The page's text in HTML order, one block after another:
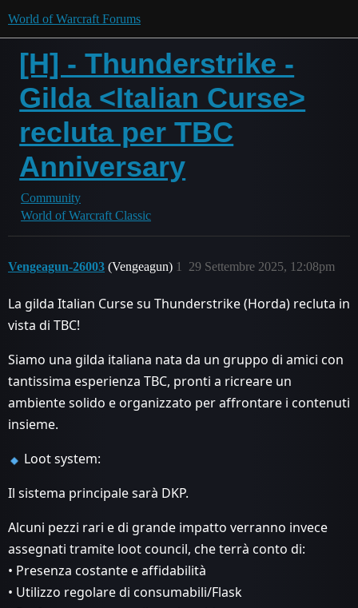
World of Warcraft Forums
[H] - Thunderstrike -
Gilda <Italian Curse>
recluta per TBC
Anniversary
Community
World of Warcraft Classic
Vengeagun-26003 (Vengeagun) 29 Settembre 2025, 12:08pm
1
La gilda Italian Curse su Thunderstrike (Horda) recluta in
vista di TBC!
Siamo una gilda italiana nata da un gruppo di amici con
tantissima esperienza TBC, pronti a ricreare un
ambiente solido e organizzato per affrontare i contenuti
insieme.
Loot system:
Il sistema principale sarà DKP.
Alcuni pezzi rari e di grande impatto verranno invece
assegnati tramite loot council, che terrà conto di:
• Presenza costante e affidabilità
• Utilizzo regolare di consumabili/Flask